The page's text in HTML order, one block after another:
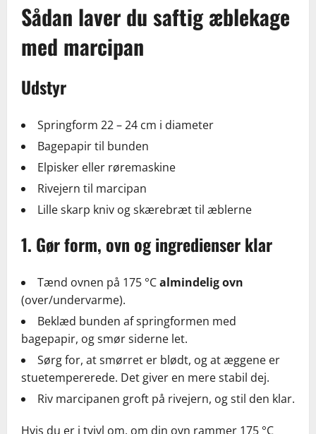
Sådan laver du saftig æblekage
med marcipan
Udstyr
Springform 22 – 24 cm i diameter
Bagepapir til bunden
Elpisker eller røremaskine
Rivejern til marcipan
Lille skarp kniv og skærebræt til æblerne
1. Gør form, ovn og ingredienser klar
Tænd ovnen på 175 °Calmindelig ovn
(over/undervarme).
Beklæd bunden af springformen med
bagepapir, og smør siderne let.
Sørg for, at smørret er blødt, og at æggene er
stuetempererede. Det giver en mere stabil dej.
Riv marcipanen groft på rivejern, og stil den klar.
Hvis du er i tvivl om, om din ovn rammer 175 °C